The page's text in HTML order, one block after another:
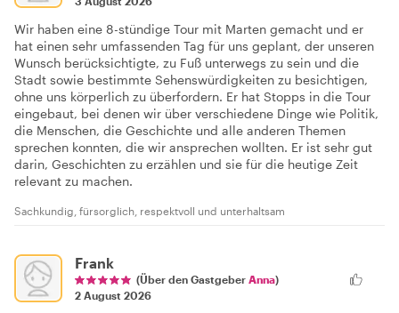
Wir haben eine 8-stündige Tour mit Marten gemacht und er
hat einen sehr umfassenden Tag für uns geplant, der unseren
Wunsch berücksichtigte, zu Fuß unterwegs zu sein und die
Stadt sowie bestimmte Sehenswürdigkeiten zu besichtigen,
ohne uns körperlich zu überfordern. Er hat Stopps in die Tour
eingebaut, bei denen wir über verschiedene Dinge wie Politik,
die Menschen, die Geschichte und alle anderen Themen
sprechen konnten, die wir ansprechen wollten. Er ist sehr gut
darin, Geschichten zu erzählen und sie für die heutige Zeit
relevant zu machen.
Sachkundig, fürsorglich, respektvoll und unterhaltsam
Frank
(Über den Gastgeber Anna)
2 August 2026